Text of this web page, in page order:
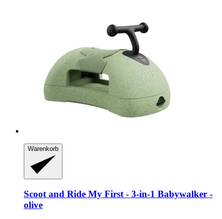
Warenkorb
Scoot and Ride My First -​ 3-​in-​1 Babywalker -​
olive